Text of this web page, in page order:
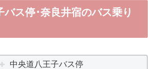
バス停･奈良井宿のバス乗り
中央道八王子バス停